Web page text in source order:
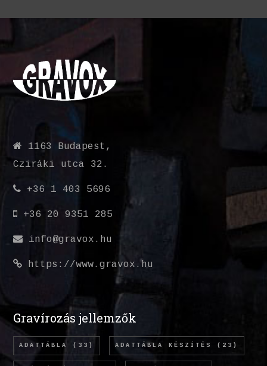
1163 Budapest,
Cziráki utca 32.
+36 1 403 5696
+36 20 9351 285
info@gravox.hu
https://www.gravox.hu
Gravírozás jellemzők
ADATTÁBLA (33) ADATTÁBLA KÉSZÍTÉS (23)